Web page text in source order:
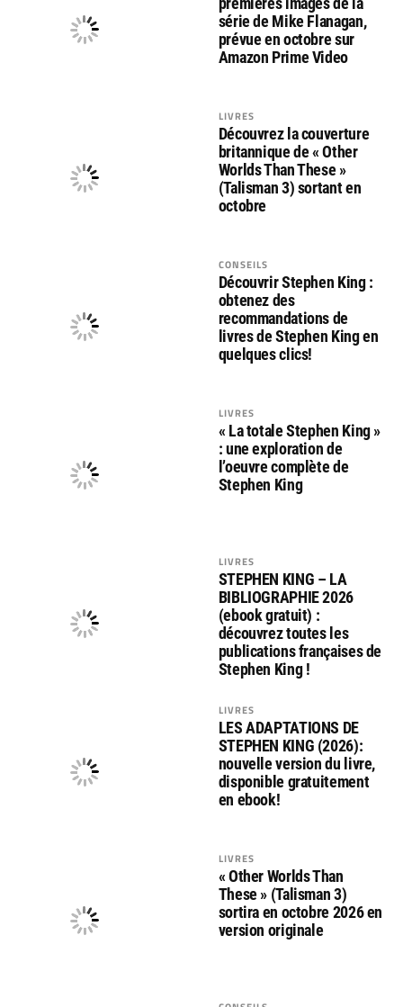
série de Mike Flanagan,
prévue en octobre sur
Amazon Prime Video
LIVRES
Découvrez la couverture
britannique de « Other
Worlds Than These »
(Talisman 3) sortant en
octobre
CONSEILS
Découvrir Stephen King :
obtenez des
recommandations de
livres de Stephen King en
quelques clics!
LIVRES
« La totale Stephen King »
: une exploration de
l’oeuvre complète de
Stephen King
LIVRES
STEPHEN KING – LA
BIBLIOGRAPHIE 2026
(ebook gratuit) :
découvrez toutes les
publications françaises de
Stephen King !
LIVRES
LES ADAPTATIONS DE
STEPHEN KING (2026):
nouvelle version du livre,
disponible gratuitement
en ebook!
LIVRES
« Other Worlds Than
These » (Talisman 3)
sortira en octobre 2026 en
version originale